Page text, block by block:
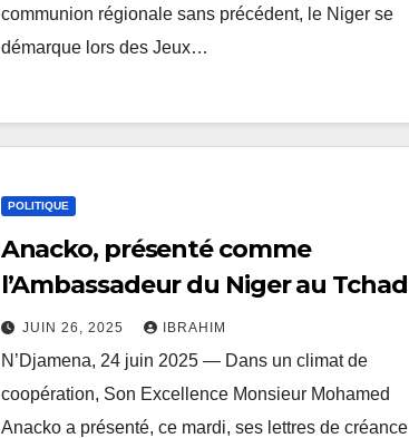
communion régionale sans précédent, le Niger se
démarque lors des Jeux…
POLITIQUE
Anacko, présenté comme
l’Ambassadeur du Niger au Tchad
JUIN 26, 2025 IBRAHIM
N’Djamena, 24 juin 2025 — Dans un climat de
coopération, Son Excellence Monsieur Mohamed
Anacko a présenté, ce mardi, ses lettres de créance